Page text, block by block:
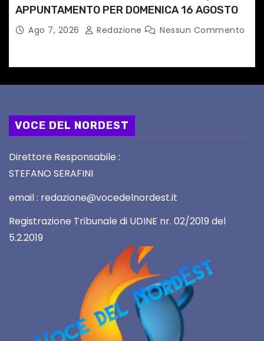
APPUNTAMENTO PER DOMENICA 16 AGOSTO
Ago 7, 2026 Redazione Nessun Commento
VOCE DEL NORDEST
Direttore Responsabile :
STEFANO SERAFINI
email : redazione@vocedelnordest.it
Registrazione Tribunale di UDINE nr. 02/2019 del
5.2.2019